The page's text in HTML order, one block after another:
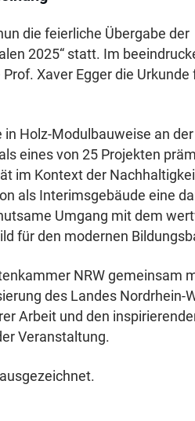
die feierliche Übergabe der
2025“ statt. Im
Xaver Egger die Urkunde
in Holz-Modulbauweise an der
eines von 25 Projekten
im Kontext der
als Interimsgebäude eine
Umgang mit dem
für den modernen
NRW gemeinsam
des Landes Nordrhein-
Arbeit und den
Veranstaltung.